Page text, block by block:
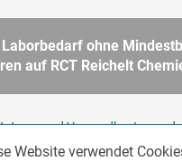
ohne
auf RCT Reichelt
undVersandkostenund
gewerbliche Kunden im
Website verwendet